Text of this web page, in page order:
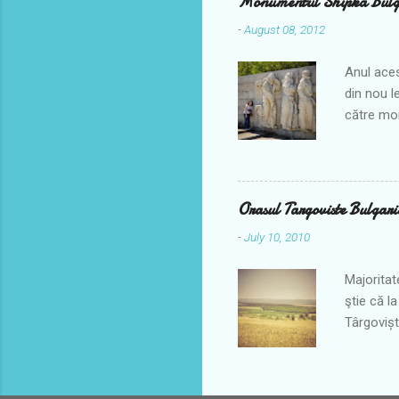
populare
-August 08, 2012
Anul
din nou
către
acesta
Orasul Targoviste
-July 10, 2010
ştie că
poţi